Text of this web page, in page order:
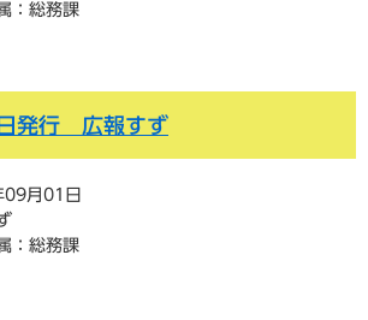
：総務課
発行 広報すず
月01日
：総務課